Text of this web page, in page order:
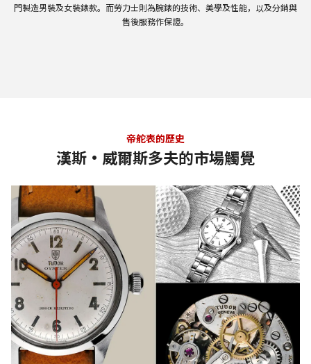
門製造男裝及女裝錶款。而勞力士則為腕錶的技術、美學及性能，以及分銷與
售後服務作保證。
帝舵表的歷史
漢斯・威爾斯多夫的市場觸覺